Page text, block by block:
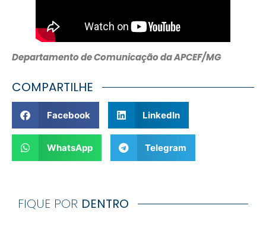
Departamento de Comunicação da APCEF/MG
COMPARTILHE
Facebook LinkedIn
WhatsApp Telegram
FIQUE POR DENTRO